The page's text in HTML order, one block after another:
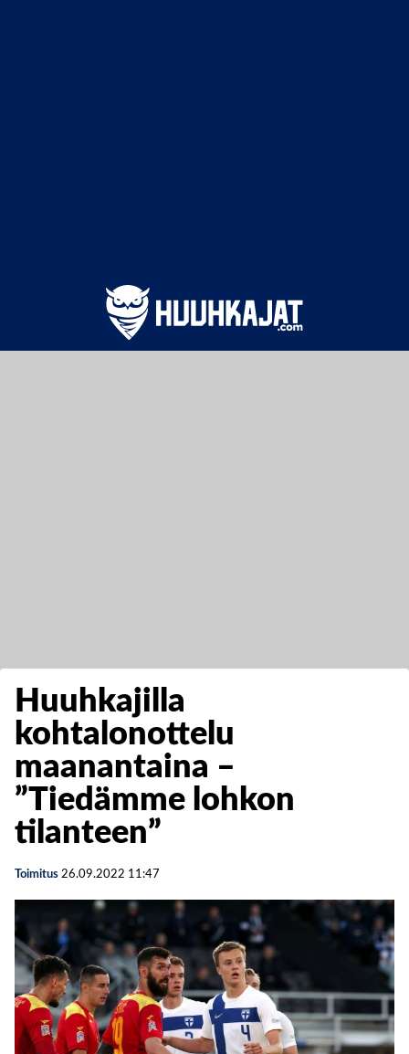
Huuhkajilla
kohtalonottelu
maanantaina –
”Tiedämme lohkon
tilanteen”
Toimitus 26.09.2022 11:47